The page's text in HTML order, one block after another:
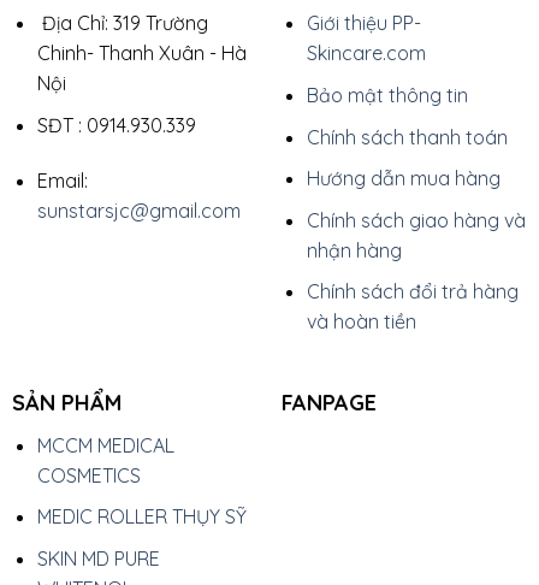
Địa Chỉ: 319 Trường
Chinh- Thanh Xuân - Hà
Nội
SĐT : 0914.930.339
Email:
sunstarsjc@gmail.com
Giới thiệu PP-
Skincare.com
Bảo mật thông tin
Chính sách thanh toán
Hướng dẫn mua hàng
Chính sách giao hàng và
nhận hàng
Chính sách đổi trả hàng
và hoàn tiền
SẢN PHẨM
MCCM MEDICAL
COSMETICS
MEDIC ROLLER THỤY SỸ
SKIN MD PURE
FANPAGE